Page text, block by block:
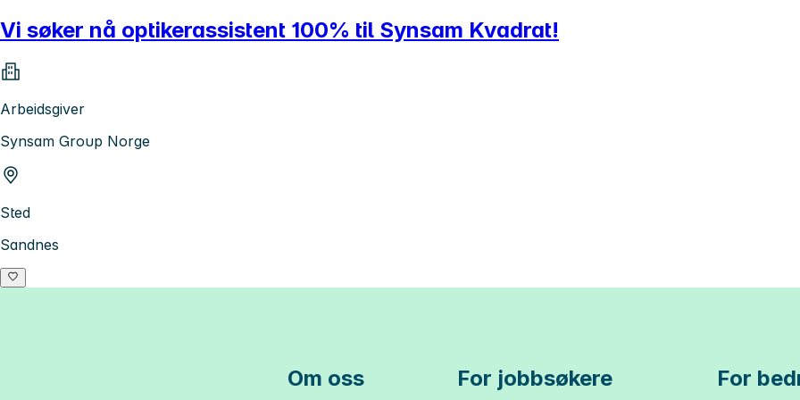
Vi søker nå optikerassistent 100% til Synsam Kvadrat!
Arbeidsgiver
Synsam Group Norge
Sted
Sandnes
Om oss For jobbsøkere For